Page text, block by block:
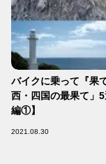
バイクに乗って『果
西・四国の最果て」
編①】
2021.08.30